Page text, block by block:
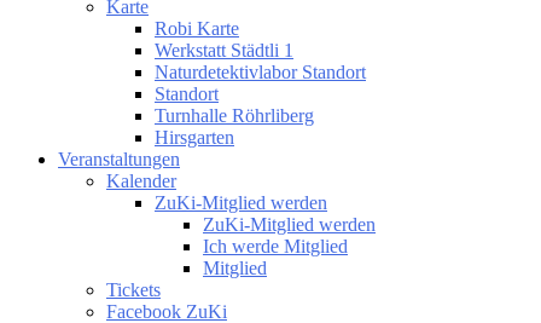
Karte
Robi Karte
Werkstatt Städtli 1
Naturdetektivlabor Standort
Standort
Turnhalle Röhrliberg
Hirsgarten
Veranstaltungen
Kalender
ZuKi-Mitglied werden
ZuKi-Mitglied werden
Ich werde Mitglied
Mitglied
Tickets
Facebook ZuKi